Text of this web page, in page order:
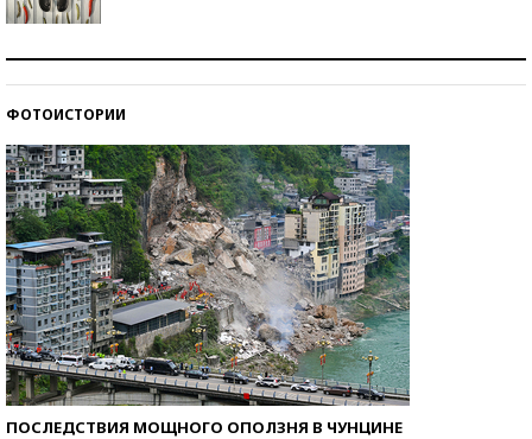
ФОТОИСТОРИИ
ПОСЛЕДСТВИЯ МОЩНОГО ОПОЛЗНЯ В ЧУНЦИНЕ